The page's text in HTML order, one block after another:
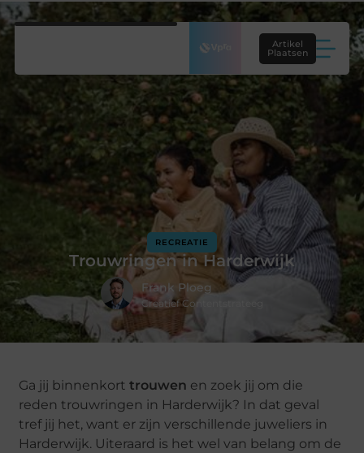
Artikel
Plaatsen
RECREATIE
Trouwringen in Harderwijk
Frank Ploeg
Creatief Contentstrateeg
Ga jij binnenkorttrouwen en zoek jij om die
reden trouwringen in Harderwijk? In dat geval
tref jij het, want er zijn verschillende juweliers in
Harderwijk. Uiteraard is het wel van belang om de